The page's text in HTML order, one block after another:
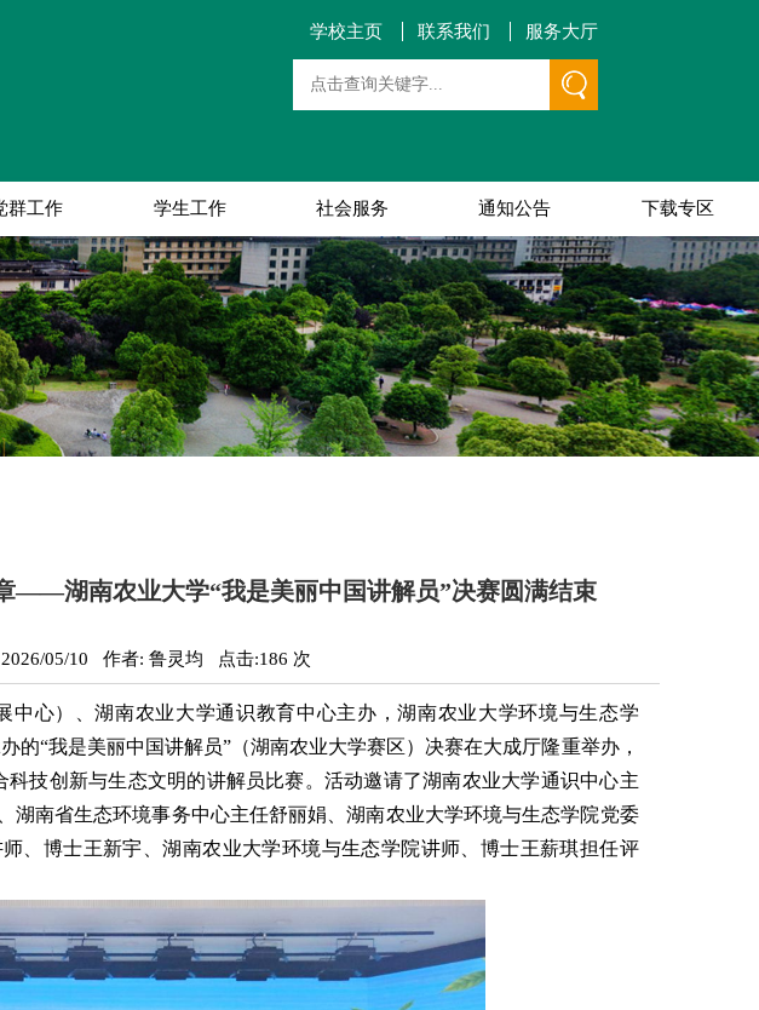
学校主页 联系我们 服务大厅
群工作 学生工作 社会服务 通知公告 下载专区
——湖南农业大学“我是美丽中国讲解员”决赛圆满结束
2026/05/10 作者: 鲁灵均 点击:186 次
中心）、湖南农业大学通识教育中心主办，湖南农业大学环境与生态学
的“我是美丽中国讲解员”（湖南农业大学赛区）决赛在大成厅隆重举办，
技创新与生态文明的讲解员比赛。活动邀请了湖南农业大学通识中心主
湖南省生态环境事务中心主任舒丽娟、湖南农业大学环境与生态学院党委
、博士王新宇、湖南农业大学环境与生态学院讲师、博士王薪琪担任评